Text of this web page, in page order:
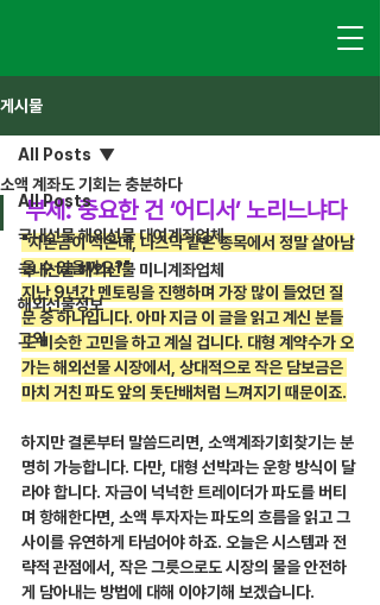
게시물
All Posts
국내선물 해외선물 대여계좌업체
국내선물 해외선물 미니계좌업체
해외선물정보
그외
All Posts
소액 계좌도 기회는 충분하다
부제: 중요한 건 ‘어디서’ 노리느냐다
"자본금이 적은데, 나스닥 같은 종목에서 정말 살아남
을 수 있을까요?"
지난 9년간 멘토링을 진행하며 가장 많이 들었던 질
문 중 하나입니다. 아마 지금 이 글을 읽고 계신 분들
도 비슷한 고민을 하고 계실 겁니다. 대형 계약수가 오
가는 해외선물 시장에서, 상대적으로 작은 담보금은
마치 거친 파도 앞의 돗단배처럼 느껴지기 때문이죠.
하지만 결론부터 말씀드리면, 소액계좌기회찾기는 분
명히 가능합니다. 다만, 대형 선박과는 운항 방식이 달
라야 합니다. 자금이 넉넉한 트레이더가 파도를 버티
며 항해한다면, 소액 투자자는 파도의 흐름을 읽고 그
사이를 유연하게 타넘어야 하죠. 오늘은 시스템과 전
략적 관점에서, 작은 그릇으로도 시장의 물을 안전하
게 담아내는 방법에 대해 이야기해 보겠습니다.